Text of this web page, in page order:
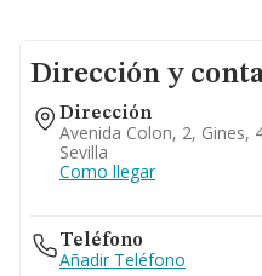
Dirección y
Dirección
Avenida Colon, 2, Gines,
Sevilla
Como llegar
Teléfono
Añadir Teléfono